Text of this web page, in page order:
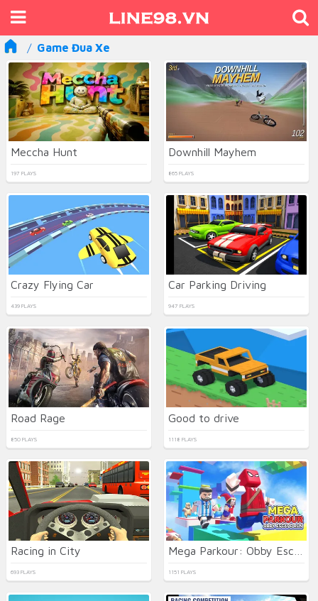
Game Đua Xe
Meccha Hunt
197 PLAYS
Downhill Mayhem
865 PLAYS
Crazy Flying Car
439 PLAYS
Car Parking Driving
947 PLAYS
Road Rage
850 PLAYS
Good to drive
1118 PLAYS
Racing in City
693 PLAYS 1151 PLAYS